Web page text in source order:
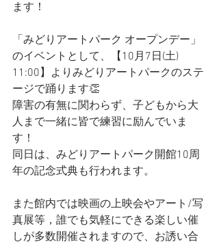
ます！
「みどりアートパーク オープンデー」
のイベントとして、【10月7日(土)
11:00】よりみどりアートパークのステ
ージで踊ります👏
障害の有無に関わらず、子どもから大
人まで一緒に皆で練習に励んでいま
す！
同日は、みどりアートパーク開館10周
年の記念式典も行われます。
また館内では映画の上映会やアート/写
真展等，誰でも気軽にできる楽しい催
しが多数開催されますので、お誘い合